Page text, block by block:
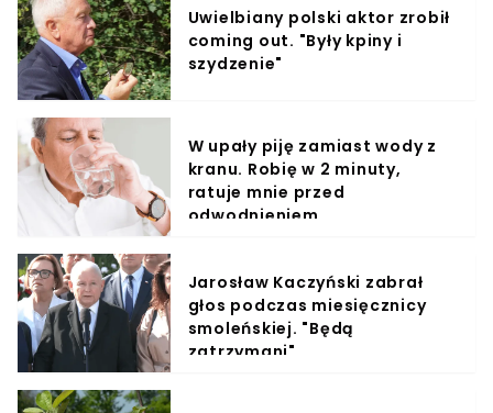
Uwielbiany polski aktor zrobił
coming out. "Były kpiny i
szydzenie"
W upały piję zamiast wody z
kranu. Robię w 2 minuty,
ratuje mnie przed
odwodnieniem
Jarosław Kaczyński zabrał
głos podczas miesięcznicy
smoleńskiej. "Będą
zatrzymani"